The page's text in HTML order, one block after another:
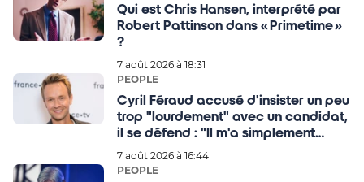
Qui est Chris Hansen, interprété par
Robert Pattinson dans « Primetime »
?
7 août 2026 à 18:31
PEOPLE
Cyril Féraud accusé d'insister un peu
trop "lourdement" avec un candidat,
il se défend : "Il m'a simplement
touché"
7 août 2026 à 16:44
PEOPLE